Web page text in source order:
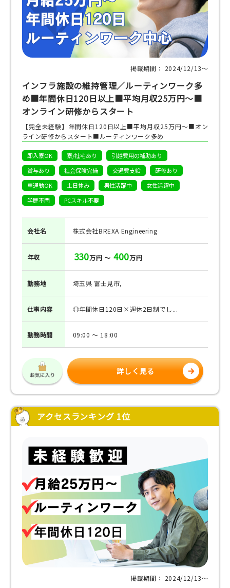
掲載期間： 2024/12/13〜
インフラ施設の維持管理／ルーティンワーク多
め■年間休日120日以上■平均月収25万円～■
オンライン研修からスタート
【完全未経験】年間休日120日以上■平均月収25万円～■オン
ライン研修からスタート■ルーティンワーク多め
即入寮OK 寮/社宅あり
引越費用の補助あり
賞与あり
社会保険完備 交通費支給
研修あり
車通勤OK
土日休み 男性活躍中
女性活躍中
学歴不問
PCスキル不要
会社名 株式会社BREXA Engineering
年収 330万円 ～ 400万円
勤務地 埼玉県 富士見市,
仕事内容 ◎年間休日120日×週休2日制でし...
勤務時間 09:00 ～ 18:00
詳しく見る
アクセスランキング 1位
掲載期間： 2024/12/13〜